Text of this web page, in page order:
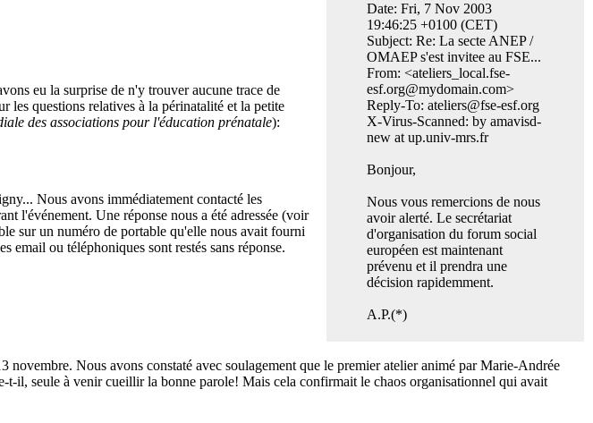
eu la surprise de n'y trouver aucune trace de
les questions relatives à la périnatalité et la petite
des associations pour l'éducation prénatale):
Nous avons immédiatement contacté les
l'événement. Une réponse nous a été adressée (voir
sur un numéro de portable qu'elle nous avait fourni
email ou téléphoniques sont restés sans réponse.
Date: Fri, 7 Nov 2003
19:46:25 +0100 (CET)
Subject: Re: La secte ANEP /
OMAEP s'est invitee au FSE...
From: <ateliers_local.fse-
esf.org@mydomain.com>
Reply-To: ateliers@fse-esf.org
X-Virus-Scanned: by amavisd-
new at up.univ-mrs.fr
Bonjour,
Nous vous remercions de nous
avoir alerté. Le secrétariat
d'organisation du forum social
européen est maintenant
prévenu et il prendra une
décision rapidemment.
A.P.(*)
Nous avons constaté avec soulagement que le premier atelier animé par Marie-Andrée
t-il, seule à venir cueillir la bonne parole! Mais cela confirmait le chaos organisationnel qui avait